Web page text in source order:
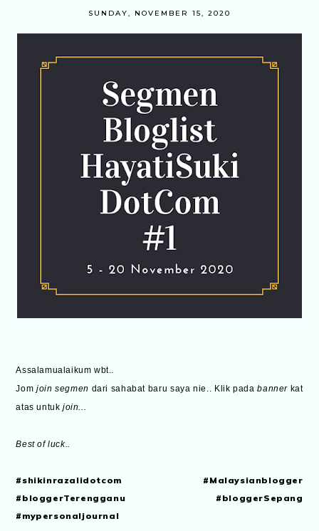
SUNDAY, NOVEMBER 15, 2020
Assalamualaikum wbt..
Jomjoin segmen dari sahabat baru saya nie.. Klik padabanner kat
atas untukjoin...
Best of luck..
#shikinrazalidotcom #Malaysianblogger
#bloggerTerengganu #bloggerSepang
#mypersonaljournal